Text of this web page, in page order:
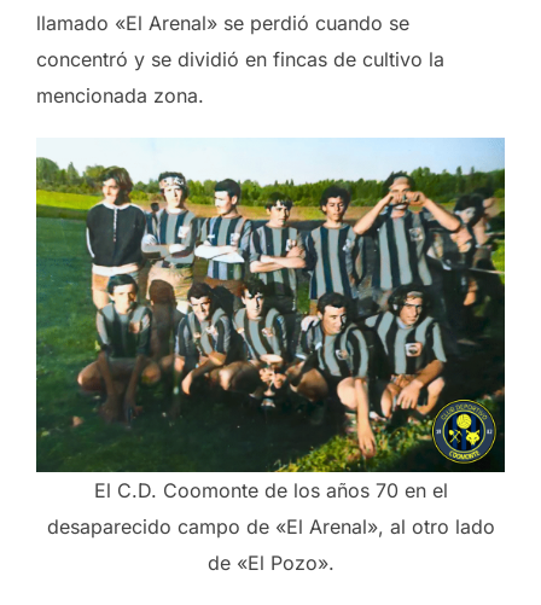
llamado «El Arenal» se perdió cuando se
concentró y se dividió en fincas de cultivo la
mencionada zona.
El C.D. Coomonte de los años 70 en el
desaparecido campo de «El Arenal», al otro lado
de «El Pozo».